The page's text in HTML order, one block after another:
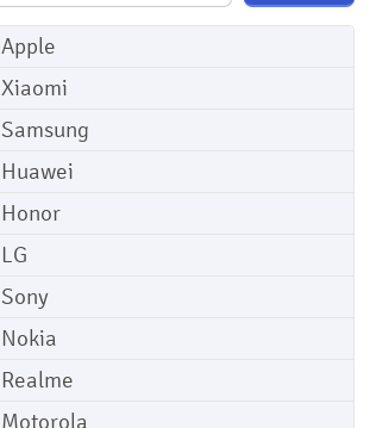
Apple
Xiaomi
Samsung
Huawei
Honor
LG
Sony
Nokia
Realme
Motorola